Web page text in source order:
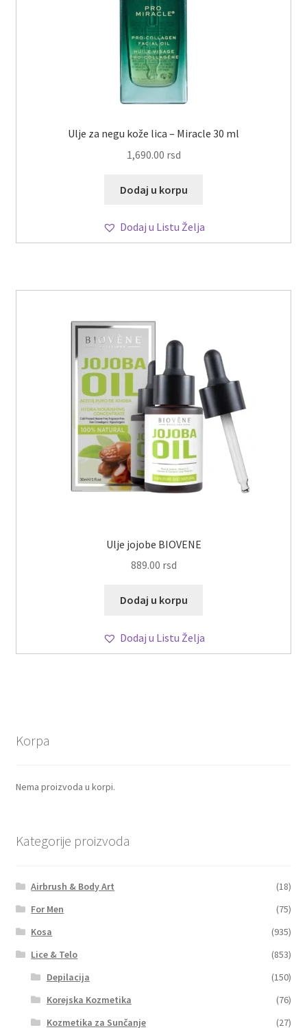
Ulje za negu kože lica – Miracle 30 ml
1,690.00 rsd
Dodaj u korpu
Dodaj u Listu Želja
Ulje jojobe BIOVENE
889.00 rsd
Dodaj u korpu
Dodaj u Listu Želja
Korpa
Nema proizvoda u korpi.
Kategorije proizvoda
Airbrush & Body Art
(18)
For Men
(75)
Kosa
(935)
Lice & Telo
(853)
Depilacija
(150)
Korejska Kozmetika
(76)
Kozmetika za Sunčanje
(27)